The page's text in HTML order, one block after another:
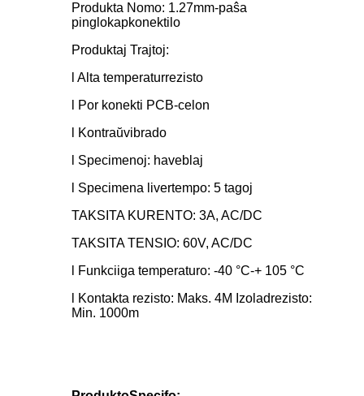
Produkta Nomo: 1.27mm-paŝa
pinglokapkonektilo
Produktaj Trajtoj:
l Alta temperaturrezisto
l Por konekti PCB-celon
l Kontraŭvibrado
l Specimenoj: haveblaj
l Specimena livertempo: 5 tagoj
TAKSITA KURENTO: 3A, AC/DC
TAKSITA TENSIO: 60V, AC/DC
l Funkciiga temperaturo: -40 °C-+ 105 °C
l Kontakta rezisto: Maks. 4M Izoladrezisto:
Min. 1000m